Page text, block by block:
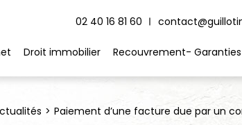
02 40 16 81 60
Droit immobilier Recouvrement-
Paiement d’une facture due par un